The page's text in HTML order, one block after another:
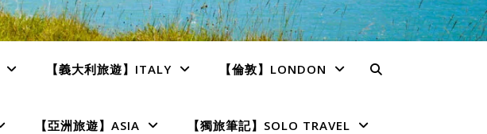
【義大利旅遊】ITALY 【倫敦】LONDON
【亞洲旅遊】ASIA 【獨旅筆記】SOLO TRAVEL